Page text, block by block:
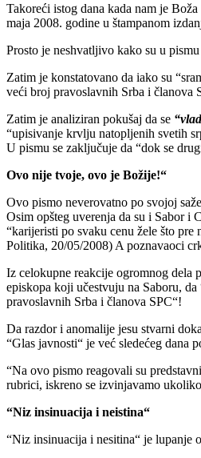
Takoreći istog dana kada nam je
maja 2008. godine u štampanom
Prosto je neshvatljivo kako su u
Zatim je konstatovano da iako su
veći broj pravoslavnih Srba i članova
Zatim je analiziran pokušaj da se
“upisivanje krvlju natopljenih svetih
U pismu se zaključuje da “dok se
Ovo nije tvoje, ovo je Božije!“
Ovo pismo neverovatno po svojoj
Osim opšteg uverenja da su i Sabor i
“karijeristi po svaku cenu žele što
Politika, 20/05/2008) A poznavaoci
Iz celokupne reakcije ogromnog dela
episkopa koji učestvuju na Saboru,
pravoslavnih Srba i članova SPC“!
Da razdor i anomalije jesu stvarni
“Glas javnosti“ je već sledećeg dana
“Na ovo pismo reagovali su
rubrici, iskreno se izvinjavamo
“Niz insinuacija i neistina“
“Niz insinuacija i nesitina“ je lupanje